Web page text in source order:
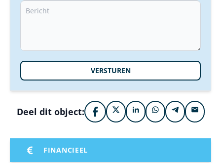
VERSTUREN
Deel dit object:
FINANCIEEL